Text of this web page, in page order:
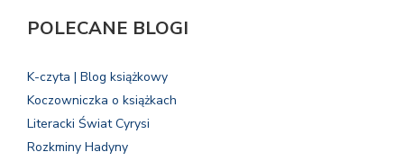
POLECANE BLOGI
K-czyta | Blog książkowy
Koczowniczka o książkach
Literacki Świat Cyrysi
Rozkminy Hadyny